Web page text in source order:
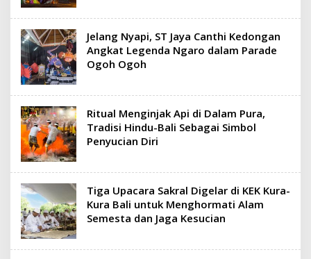
Jelang Nyapi, ST Jaya Canthi Kedongan
Angkat Legenda Ngaro dalam Parade
Ogoh Ogoh
Ritual Menginjak Api di Dalam Pura,
Tradisi Hindu-Bali Sebagai Simbol
Penyucian Diri
Tiga Upacara Sakral Digelar di KEK Kura-
Kura Bali untuk Menghormati Alam
Semesta dan Jaga Kesucian